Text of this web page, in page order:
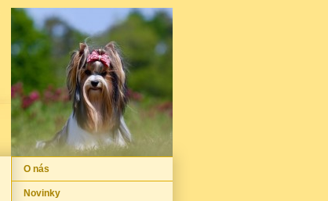
O nás
Novinky